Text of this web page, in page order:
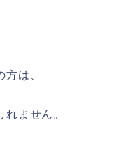
は、
ません。